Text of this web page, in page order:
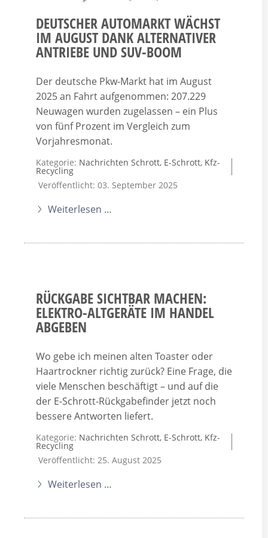
DEUTSCHER AUTOMARKT WÄCHST
IM AUGUST DANK ALTERNATIVER
ANTRIEBE UND SUV-BOOM
Der deutsche Pkw-Markt hat im August
2025 an Fahrt aufgenommen: 207.229
Neuwagen wurden zugelassen – ein Plus
von fünf Prozent im Vergleich zum
Vorjahresmonat.
Kategorie: Nachrichten Schrott, E-Schrott, Kfz-
Recycling
Veröffentlicht: 03. September 2025
Weiterlesen …
RÜCKGABE SICHTBAR MACHEN:
ELEKTRO-ALTGERÄTE IM HANDEL
ABGEBEN
Wo gebe ich meinen alten Toaster oder
Haartrockner richtig zurück? Eine Frage, die
viele Menschen beschäftigt – und auf die
der E-Schrott-Rückgabefinder jetzt noch
bessere Antworten liefert.
Kategorie: Nachrichten Schrott, E-Schrott, Kfz-
Recycling
Veröffentlicht: 25. August 2025
Weiterlesen …